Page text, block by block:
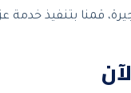
قمنا بتنفيذ خدمة